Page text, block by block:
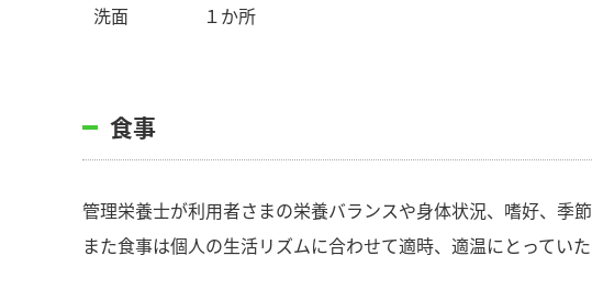
洗面
１か所
食事
管理栄養士が利用者さまの栄養バランスや身体状況、嗜好、季
また食事は個人の生活リズムに合わせて適時、適温にとっていた